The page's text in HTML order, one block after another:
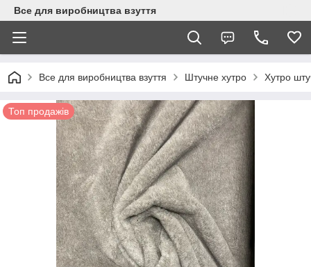
Все для виробництва взуття
Все для виробництва взуття Штучне хутро Хутро
Топ продажів